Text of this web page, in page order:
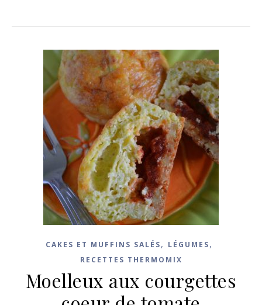
CAKES ET MUFFINS SALÉS, LÉGUMES,
RECETTES THERMOMIX
Moelleux aux courgettes